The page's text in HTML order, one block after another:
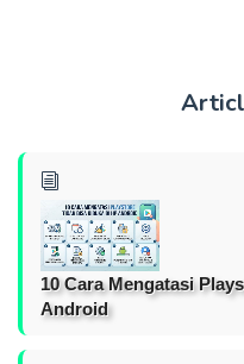
10 Cara Mengatasi
Android